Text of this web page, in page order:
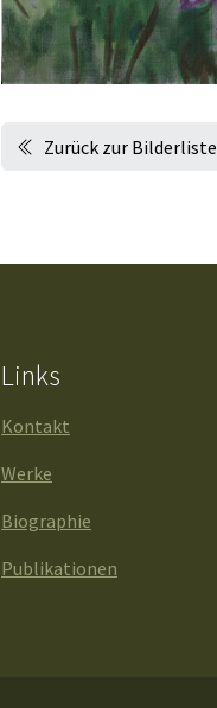
Zurück zur Bilderliste
Links
Kontakt
Werke
Biographie
Publikationen